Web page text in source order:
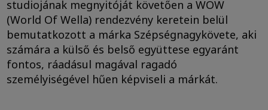
studiojának megnyitóját követően a WOW
(World Of Wella) rendezvény keretein belül
bemutatkozott a márka Szépségnagykövete, aki
számára a külső és belső együttese egyaránt
fontos, ráadásul magával ragadó
személyiségével hűen képviseli a márkát.